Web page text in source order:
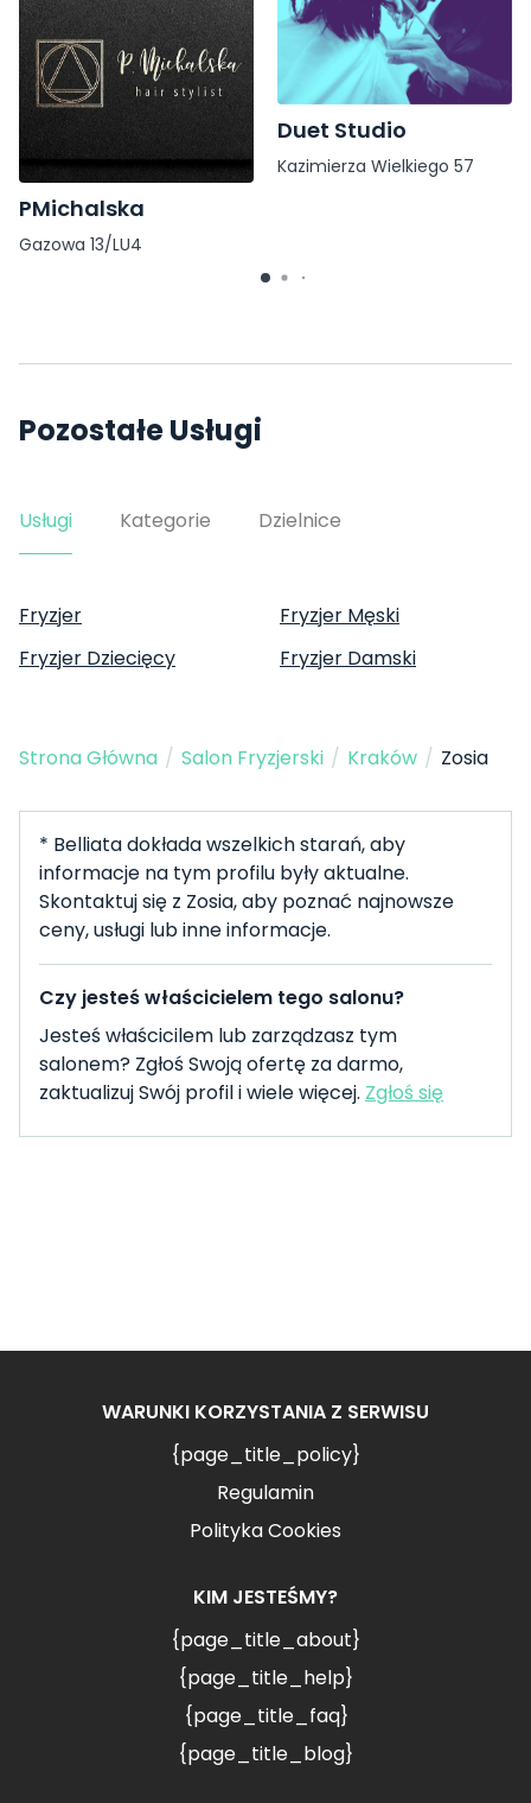
PMichalska
Gazowa 13/LU4
Duet Studio
Kazimierza Wielkiego 57
Pozostałe Usługi
Usługi Kategorie Dzielnice
Fryzjer
Fryzjer Męski
Fryzjer Dziecięcy
Fryzjer Damski
Strona Główna / Salon Fryzjerski / Kraków / Zosia
* Belliata dokłada wszelkich starań, aby
informacje na tym profilu były aktualne.
Skontaktuj się z Zosia, aby poznać najnowsze
ceny, usługi lub inne informacje.
Czy jesteś właścicielem tego salonu?
Jesteś właścicilem lub zarządzasz tym
salonem? Zgłoś Swoją ofertę za darmo,
zaktualizuj Swój profil i wiele więcej. Zgłoś się
WARUNKI KORZYSTANIA Z SERWISU
{page_title_policy}
Regulamin
Polityka Cookies
KIM JESTEŚMY?
{page_title_about}
{page_title_help}
{page_title_faq}
{page_title_blog}